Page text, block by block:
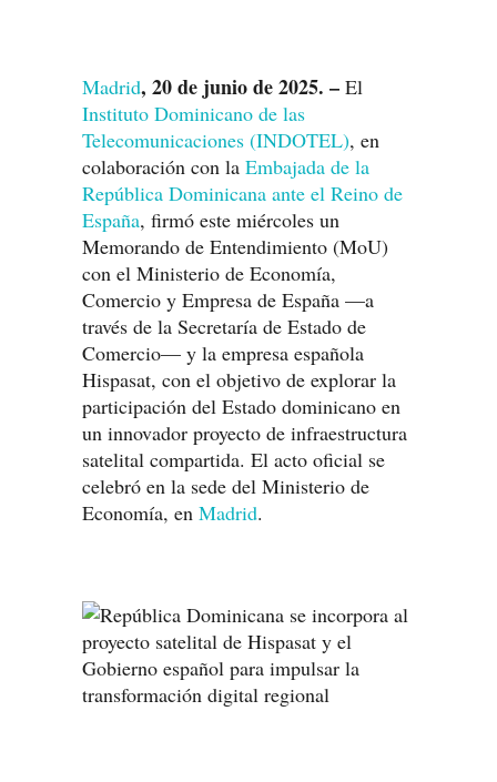
Madrid, 20 de junio de 2025. – El
Instituto Dominicano de las
Telecomunicaciones (INDOTEL), en
colaboración con la Embajada de la
República Dominicana ante el Reino de
España, firmó este miércoles un
Memorando de Entendimiento (MoU)
con el Ministerio de Economía,
Comercio y Empresa de España —a
través de la Secretaría de Estado de
Comercio— y la empresa española
Hispasat, con el objetivo de explorar la
participación del Estado dominicano en
un innovador proyecto de infraestructura
satelital compartida. El acto oficial se
celebró en la sede del Ministerio de
Economía, en Madrid.